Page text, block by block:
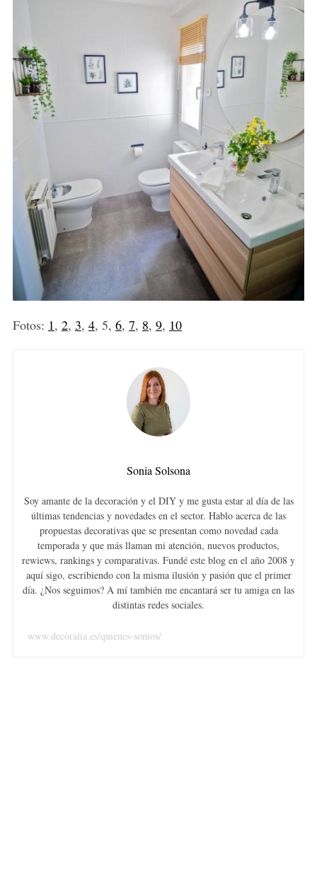
Fotos: 1, 2, 3, 4, 5, 6, 7, 8, 9, 10
Sonia Solsona
Soy amante de la decoración y el DIY y me gusta estar al día de las
últimas tendencias y novedades en el sector. Hablo acerca de las
propuestas decorativas que se presentan como novedad cada
temporada y que más llaman mi atención, nuevos productos,
rewiews, rankings y comparativas. Fundé este blog en el año 2008 y
aquí sigo, escribiendo con la misma ilusión y pasión que el primer
día. ¿Nos seguimos? A mí también me encantará ser tu amiga en las
distintas redes sociales.
www.decoralia.es/quienes-somos/